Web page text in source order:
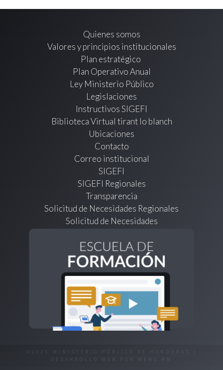
Quienes somos
Valores y principios institucionales
Plan estratégico
Plan Operativo Anual
Ley Ministerio Público
Legislaciones
Instructivos SIGEFI
Biblioteca Virtual tirant lo blanch
Ubicaciones
Contacto
Correo institucional
SIGEFI
SIGEFI Regionales
Transparencia
Solicitud de Necesidades Regionales
Solicitud de Necesidades
©2026 MINISTERIO PÚBLICO DE HONDURAS |
DESARROLLO WEB POR
WEBS.HN